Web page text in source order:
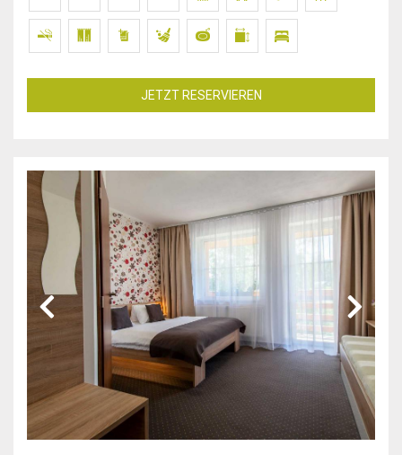
JETZT RESERVIEREN